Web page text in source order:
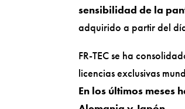
sensibilidad de la
adquirido a partir del
FR-TEC se ha
licencias exclusivas
En los últimos meses